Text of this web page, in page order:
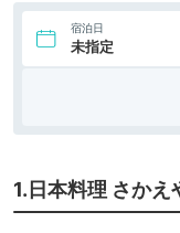
宿泊日
未指定
1.日本料理 さかえ